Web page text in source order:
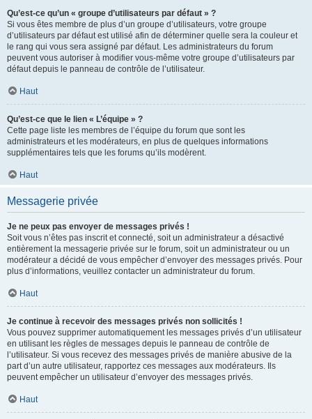
Qu’est-ce qu’un « groupe d’utilisateurs par défaut » ?
Si vous êtes membre de plus d’un groupe d’utilisateurs, votre groupe
d’utilisateurs par défaut est utilisé afin de déterminer quelle sera la couleur et
le rang qui vous sera assigné par défaut. Les administrateurs du forum
peuvent vous autoriser à modifier vous-même votre groupe d’utilisateurs par
défaut depuis le panneau de contrôle de l’utilisateur.
Haut
Qu’est-ce que le lien « L’équipe » ?
Cette page liste les membres de l’équipe du forum que sont les
administrateurs et les modérateurs, en plus de quelques informations
supplémentaires tels que les forums qu’ils modèrent.
Haut
Messagerie privée
Je ne peux pas envoyer de messages privés !
Soit vous n’êtes pas inscrit et connecté, soit un administrateur a désactivé
entièrement la messagerie privée sur le forum, soit un administrateur ou un
modérateur a décidé de vous empêcher d’envoyer des messages privés. Pour
plus d’informations, veuillez contacter un administrateur du forum.
Haut
Je continue à recevoir des messages privés non sollicités !
Vous pouvez supprimer automatiquement les messages privés d’un utilisateur
en utilisant les règles de messages depuis le panneau de contrôle de
l’utilisateur. Si vous recevez des messages privés de manière abusive de la
part d’un autre utilisateur, rapportez ces messages aux modérateurs. Ils
peuvent empêcher un utilisateur d’envoyer des messages privés.
Haut